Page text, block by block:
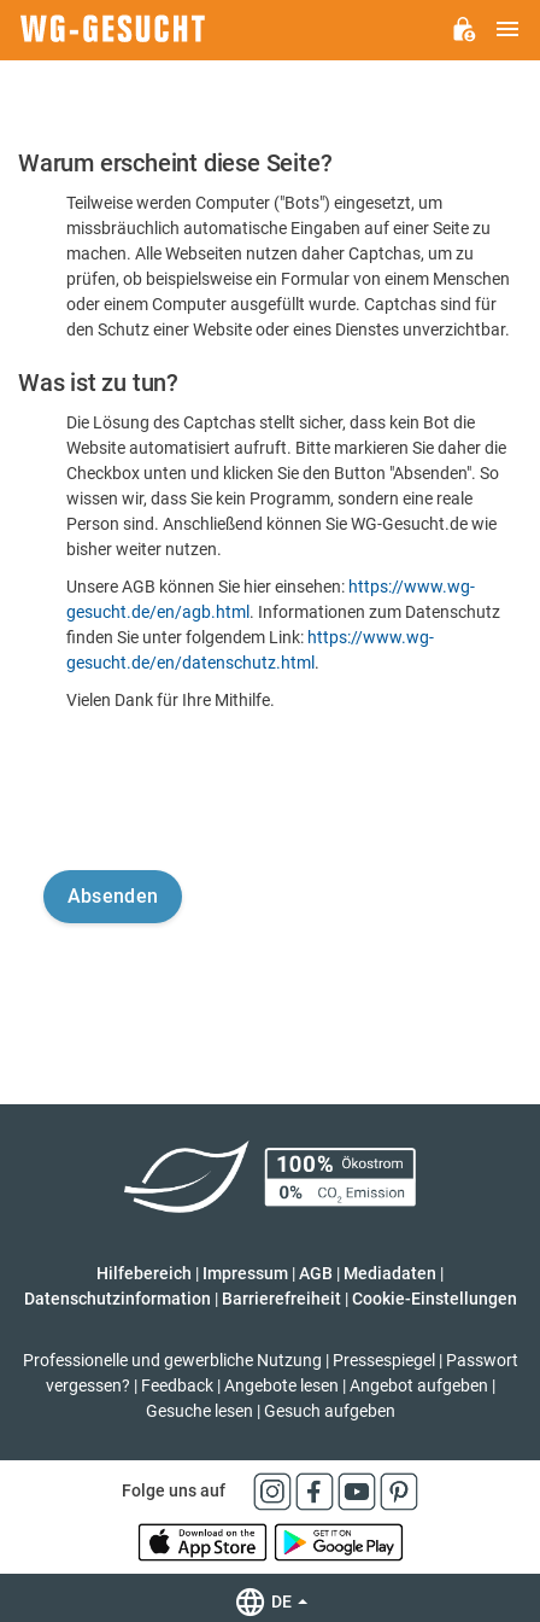
Bitte
dass
sind
Warum erscheint diese Seite?
Teilweise werden Computer ("Bots") eingesetzt, um
missbräuchlich automatische Eingaben auf einer Seite zu
machen. Alle Webseiten nutzen daher Captchas, um zu
prüfen, ob beispielsweise ein Formular von einem Menschen
oder einem Computer ausgefüllt wurde. Captchas sind für
den Schutz einer Website oder eines Dienstes unverzichtbar.
Was ist zu tun?
Die Lösung des Captchas stellt sicher, dass kein Bot die
Website automatisiert aufruft. Bitte markieren Sie daher die
Checkbox unten und klicken Sie den Button "Absenden". So
wissen wir, dass Sie kein Programm, sondern eine reale
Person sind. Anschließend können Sie WG-Gesucht.de wie
bisher weiter nutzen.
Unsere AGB können Sie hier einsehen: https://www.wg-
gesucht.de/en/agb.html . Informationen zum Datenschutz
finden Sie unter folgendem Link: https://www.wg-
gesucht.de/en/datenschutz.html .
Vielen Dank für Ihre Mithilfe.
Hilfebereich | Impressum |AGB | Mediadaten |
Datenschutzinformation | Barrierefreiheit | Cookie-Einstellungen
Professionelle und gewerbliche Nutzung | Pressespiegel | Passwort
vergessen? | Feedback | Angebote lesen | Angebot aufgeben |
Gesuche lesen | Gesuch aufgeben
Folge uns auf
DE